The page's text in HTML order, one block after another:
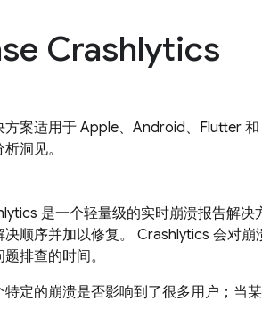
Crashlytics
方案适用于 Apple、Android、Flutter
洞见。
是一个轻量级的实时崩溃报告解
顺序并加以修复。 Crashlytics 会对崩
排查的时间。
特定的崩溃是否影响到了很多用户；当